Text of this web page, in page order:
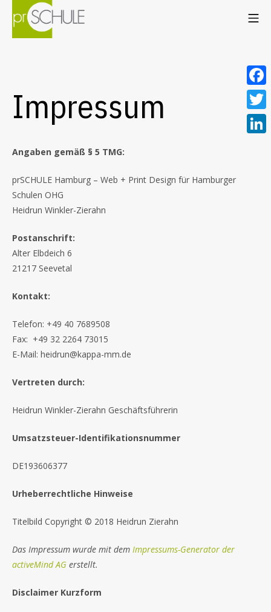
Inhalt
springen
Impressum
Angaben gemäß § 5 TMG:
prSCHULE Hamburg – Web + Print Design für Hamburger
Schulen OHG
Heidrun Winkler-Zierahn
Postanschrift:
Alter Elbdeich 6
21217 Seevetal
Kontakt:
Telefon: +49 40 7689508
Fax: +49 32 2264 73015
E-Mail: heidrun@kappa-mm.de
Vertreten durch:
Heidrun Winkler-Zierahn Geschäftsführerin
Umsatzsteuer-Identifikationsnummer
DE193606377
Urheberrechtliche Hinweise
Titelbild Copyright © 2018 Heidrun Zierahn
Das Impressum wurde mit dem Impressums-Generator der
activeMind AG erstellt.
Disclaimer Kurzform
F
a
c
T